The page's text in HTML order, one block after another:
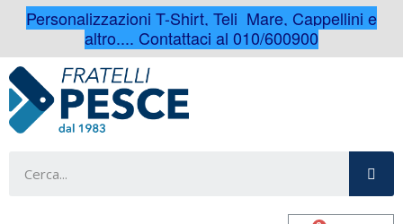
Personalizzazioni T-Shirt, Teli Mare, Cappellini e
altro.... Contattaci al 010/600900